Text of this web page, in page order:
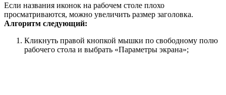
Если названия иконок на рабочем столе плохо
просматриваются, можно увеличить размер заголовка.
Алгоритм следующий:
Кликнуть правой кнопкой мышки по свободному полю
рабочего стола и выбрать «Параметры экрана»;